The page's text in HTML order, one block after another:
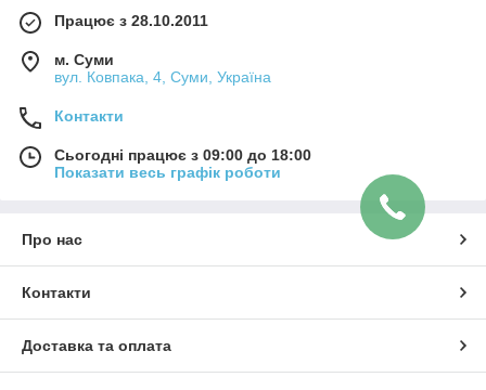
Працює з 28.10.2011
м. Суми
вул. Ковпака, 4, Суми, Україна
Контакти
Сьогодні працює з 09:00 до 18:00
Показати весь графік роботи
Про нас
Контакти
Доставка та оплата